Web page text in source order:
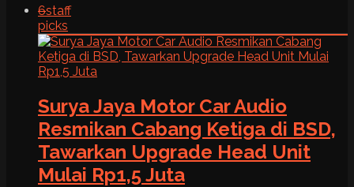
6staff
picks
Surya Jaya Motor Car Audio
Resmikan Cabang Ketiga di BSD,
Tawarkan Upgrade Head Unit
Mulai Rp1,5 Juta